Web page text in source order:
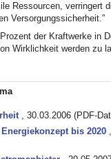
Ressourcen, verringert
Versorgungssicherheit.”
der Kraftwerke in
Wirklichkeit werden zu
, 30.03.2006 (PDF-
bis 2020